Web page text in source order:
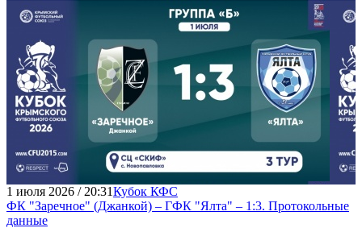
1 июля 2026 / 20:31Кубок КФС
ФК "Заречное" (Джанкой) – ГФК "Ялта" – 1:3. Протокольные
данные